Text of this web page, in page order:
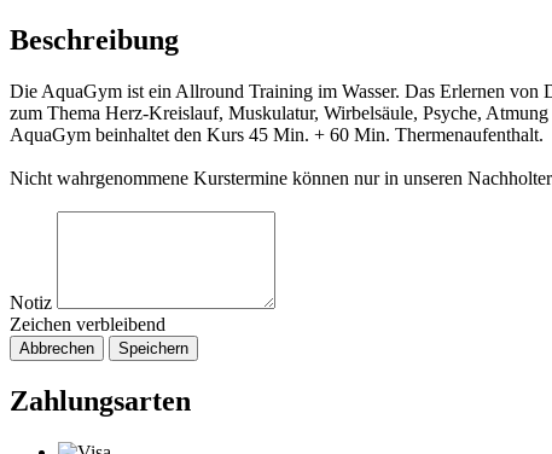
Beschreibung
Die AquaGym ist ein Allround Training im Wasser. Das Erlernen von
zum Thema Herz-Kreislauf, Muskulatur, Wirbelsäule, Psyche,
AquaGym beinhaltet den Kurs 45 Min. + 60 Min. Thermenaufenthalt.
Nicht wahrgenommene Kurstermine können nur in unseren
Notiz
Zeichen verbleibend
Abbrechen Speichern
Zahlungsarten